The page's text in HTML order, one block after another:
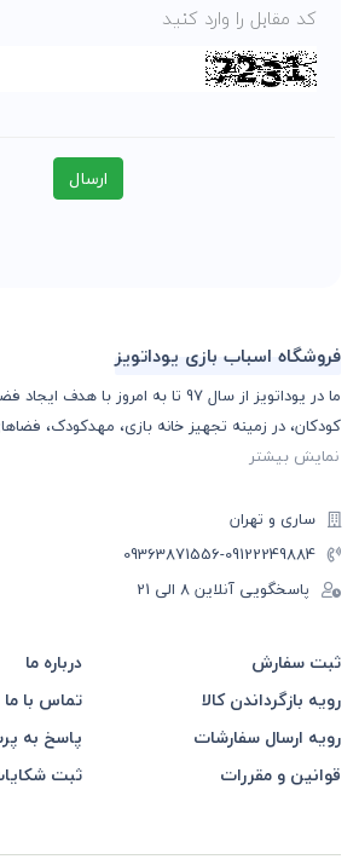
کد مقابل را وارد کنید
ارسال
فروشگاه اسباب بازی یوداتویز
ما در یوداتویز از سال 97 تا به امروز با
کودکان، در زمینه تجهیز خانه بازی، مهدکودک،
نمایش بیشتر
ساری و تهران
09122249884
-09363871556
پاسخگویی آنلاین 8 الی 21
ثبت سفارش
درباره ما
رویه بازگرداندن کالا
تماس با ما
رویه ارسال سفارشات
پاسخ به
قوانین و مقررات
ثبت